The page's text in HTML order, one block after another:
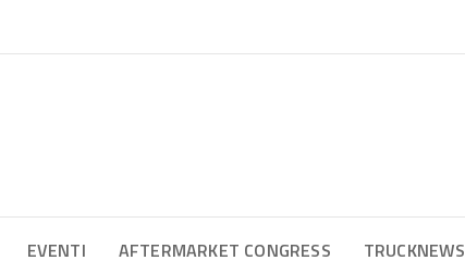
EVENTI AFTERMARKET CONGRESS TRUCKNEWS